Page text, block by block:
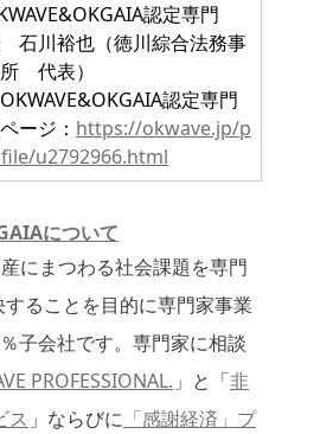
認定専門
石川裕也（徳川綜合法務事
代表）
OKWAVE&OKGAIA認定専門
ージ： https://okwave.jp/p
u2792966.html
について
にまつわる社会課題を専門
ることを目的に専門家事業
子会社です。専門家に相談
PROFESSIONAL. 」と「非
ス 」ならびに 「感謝経済」プ